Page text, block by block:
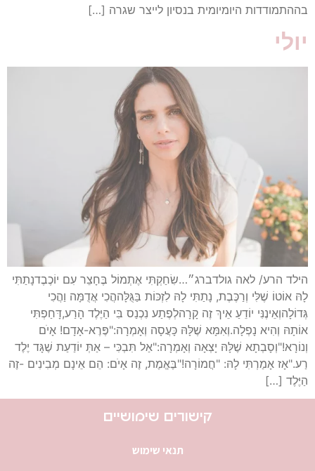
בההתמודדות היומיומית בנסיון לייצר שגרה […]
יולי
הילד הרע/ לאה גולדברג⁠⁠״…שִׂחַקְתִּי אֶתְמוֹל בֶּחָצֵר עִם יוֹכֶבֶד⁠נָתַתִּי
לָהּ אוֹטוֹ שֶׁלִּי וְרַכֶּבֶת, ⁠נָתַתִּי לָהּ לִזְכּוֹת בַּגֻּלָּה⁠הֲכִי אֲדֻמָּה וַהֲכִי
גְּדוֹלָה⁠וְאֵינֶנִּי יוֹדֵעַ אֵיךְ זֶה קָרָה⁠לְפֶתַע נִכְנַס בִּי הַיֶּלֶד הָרַע,⁠דָּחַפְתִּי
אוֹתָהּ וְהִיא נָפְלָה.⁠⁠וְאִמָּא שֶׁלָּהּ כָּעֲסָה וְאָמְרָה:⁠"פֶּרֶא-אָדָם! אָיֹם
וְנוֹרָא!"⁠וְסָבְתָא שֶׁלָּהּ יָצְאָה וְאָמְרָה:⁠"אַל תִּבְכִּי – אַתְּ יוֹדַעַת שֶׁגָּד יֶלֶד
רַע."⁠אָז אָמַרְתִּי לָהּ: "חֲמוֹרָה!"⁠בֶּאֱמֶת, זֶה אָיֹם: הֵם אֵינָם מְבִינִים -⁠זֶה
הַיֶּלֶד […]
קישורים שימושיים
תנאי שימוש